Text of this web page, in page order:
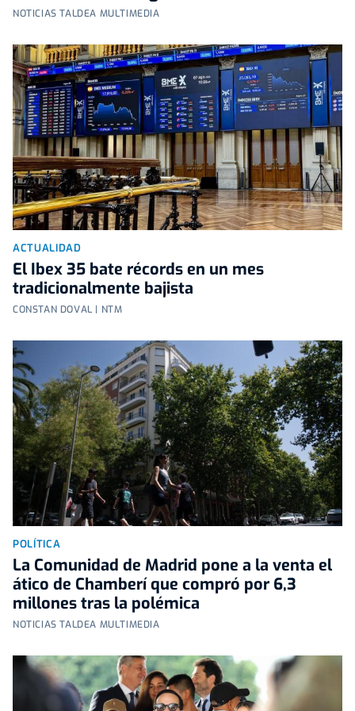
NOTICIAS TALDEA MULTIMEDIA
ACTUALIDAD
El Ibex 35 bate récords en un mes
tradicionalmente bajista
CONSTAN DOVAL | NTM
POLÍTICA
La Comunidad de Madrid pone a la venta el
ático de Chamberí que compró por 6,3
millones tras la polémica
NOTICIAS TALDEA MULTIMEDIA